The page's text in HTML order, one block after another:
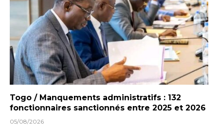
Togo / Manquements administratifs : 132
fonctionnaires sanctionnés entre 2025 et 2026
05/08/2026